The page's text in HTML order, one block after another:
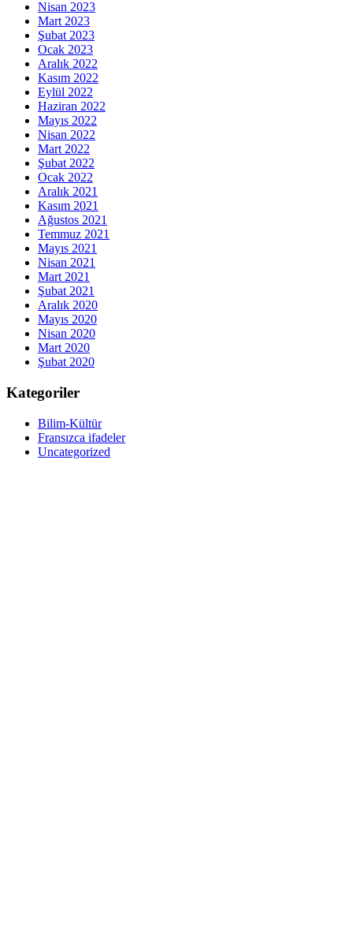
Nisan 2023
Mart 2023
Şubat 2023
Ocak 2023
Aralık 2022
Kasım 2022
Eylül 2022
Haziran 2022
Mayıs 2022
Nisan 2022
Mart 2022
Şubat 2022
Ocak 2022
Aralık 2021
Kasım 2021
Ağustos 2021
Temmuz 2021
Mayıs 2021
Nisan 2021
Mart 2021
Şubat 2021
Aralık 2020
Mayıs 2020
Nisan 2020
Mart 2020
Şubat 2020
Kategoriler
Bilim-Kültür
Fransızca ifadeler
Uncategorized